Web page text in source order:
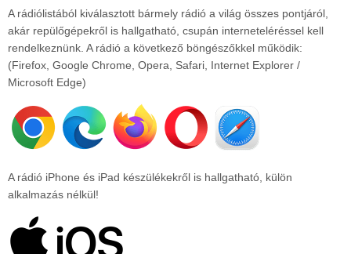
A rádiólistából kiválasztott bármely rádió a világ összes pontjáról,
akár repülőgépekről is hallgatható, csupán interneteléréssel kell
rendelkeznünk. A rádió a következő böngészőkkel működik:
(Firefox, Google Chrome, Opera, Safari, Internet Explorer /
Microsoft Edge)
A rádió iPhone és iPad készülékekről is hallgatható, külön
alkalmazás nélkül!